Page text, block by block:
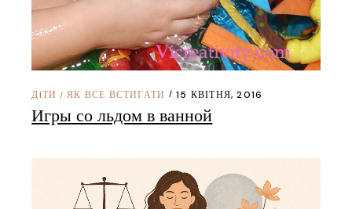
ДIТИ /ЯК ВСЕ ВСТИГАТИ 15 КВІТНЯ, 2016
Игры со льдом в ванной